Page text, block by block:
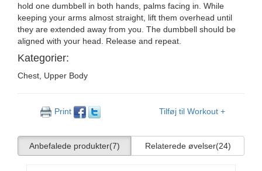
hold one dumbbell in both hands, palms facing in. While
keeping your arms almost straight, lift them overhead until
they are extended away from you. The dumbbell should be
aligned with your head. Release and repeat.
Kategorier:
Chest, Upper Body
Print Tilføj til Workout +
Anbefalede produkter(7) Relaterede øvelser(24)